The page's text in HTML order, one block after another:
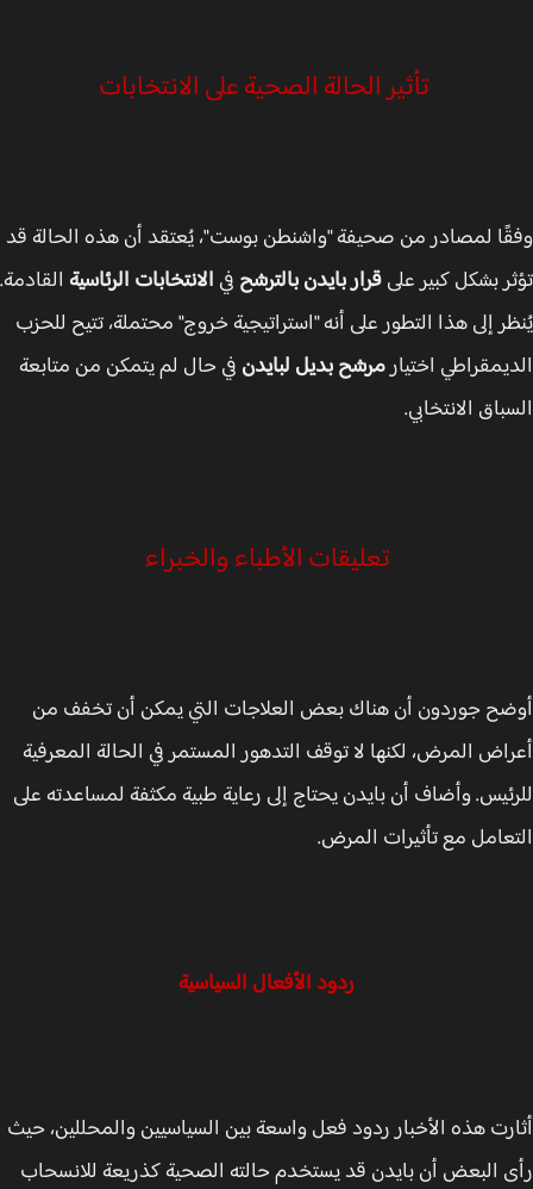
تأثير الحالة الصحية على الانتخابات
لمصادر من صحيفة "واشنطن بوست"، يُعتقد أن هذه الحالة قد
بشكل كبير علىقرار بايدن بالترشحفي الانتخابات الرئاسيةالقادمة.
إلى هذا التطور على أنه "استراتيجية خروج" محتملة، تتيح للحزب
اختيارمرشح بديل لبايدنفي حال لم يتمكن من متابعة
الانتخابي.
تعليقات الأطباء والخبراء
جوردون أن هناك بعض العلاجات التي يمكن أن تخفف من
المرض، لكنها لا توقف التدهور المستمر في الحالة المعرفية
وأضاف أن بايدن يحتاج إلى رعاية طبية مكثفة لمساعدته على
مع تأثيرات المرض.
ردود الأفعال السياسية
هذه الأخبار ردود فعل واسعة بين السياسيين والمحللين، حيث
البعض أن بايدن قد يستخدم حالته الصحية كذريعة للانسحاب